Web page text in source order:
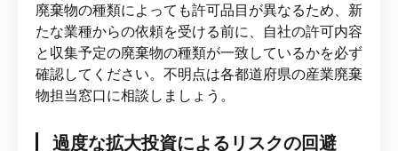
廃棄物の種類によっても許可品目が異なるため、新
たな業種からの依頼を受ける前に、自社の許可内容
と収集予定の廃棄物の種類が一致しているかを必ず
確認してください。不明点は各都道府県の産業廃棄
物担当窓口に相談しましょう。
過度な拡大投資によるリスクの回避